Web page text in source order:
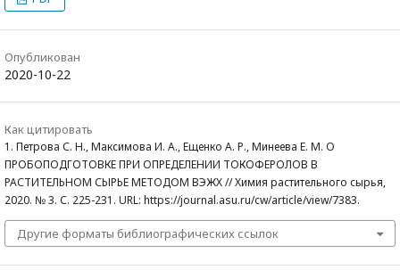
Опубликован
2020-10-22
Как цитировать
1. Петрова С. Н., Максимова И. А., Ещенко А. Р., Минеева Е. М. О
ПРОБОПОДГОТОВКЕ ПРИ ОПРЕДЕЛЕНИИ ТОКОФЕРОЛОВ В
РАСТИТЕЛЬНОМ СЫРЬЕ МЕТОДОМ ВЭЖХ // Химия растительного сырья,
2020. № 3. С. 225-231. URL: https://journal.asu.ru/cw/article/view/7383.
Другие форматы библиографических ссылок